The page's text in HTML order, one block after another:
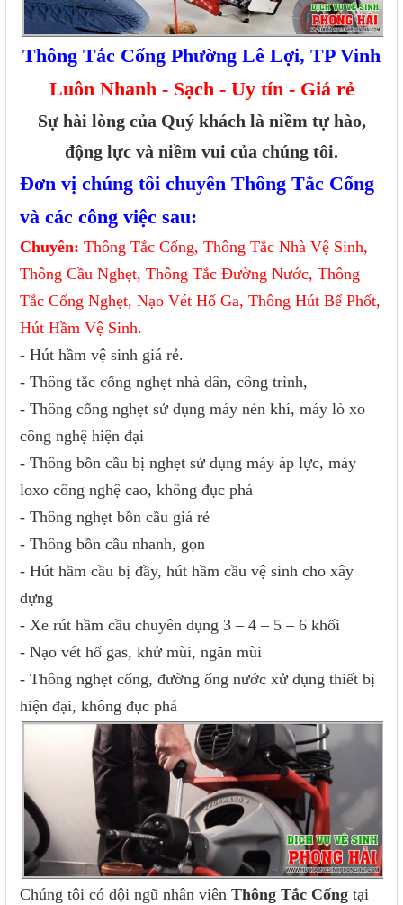
Thông Tắc Cống Phường Lê Lợi, TP Vinh
Luôn Nhanh - Sạch - Uy tín - Giá rẻ
Sự hài lòng của Quý khách là niềm tự hào,
động lực và niềm vui của chúng tôi.
Đơn vị chúng tôi chuyên Thông Tắc Cống
và các công việc sau:
Chuyên: Thông Tắc Cống, Thông Tắc Nhà Vệ Sinh,
Thông Cầu Nghẹt, Thông Tắc Đường Nước, Thông
Tắc Cống Nghẹt, Nạo Vét Hố Ga, Thông Hút Bể Phốt,
Hút Hầm Vệ Sinh.
- Hút hầm vệ sinh giá rẻ.
- Thông tắc cống nghẹt nhà dân, công trình,
- Thông cống nghẹt sử dụng máy nén khí, máy lò xo
công nghệ hiện đại
- Thông bồn cầu bị nghẹt sử dụng máy áp lực, máy
loxo công nghệ cao, không đục phá
- Thông nghẹt bồn cầu giá rẻ
- Thông bồn cầu nhanh, gọn
- Hút hầm cầu bị đầy, hút hầm cầu vệ sinh cho xây
dựng
- Xe rút hầm cầu chuyên dụng 3 – 4 – 5 – 6 khối
- Nạo vét hố gas, khử mùi, ngăn mùi
- Thông nghẹt cống, đường ống nước xử dụng thiết bị
hiện đại, không đục phá
Chúng tôi có đội ngũ nhân viên Thông Tắc Cống tại